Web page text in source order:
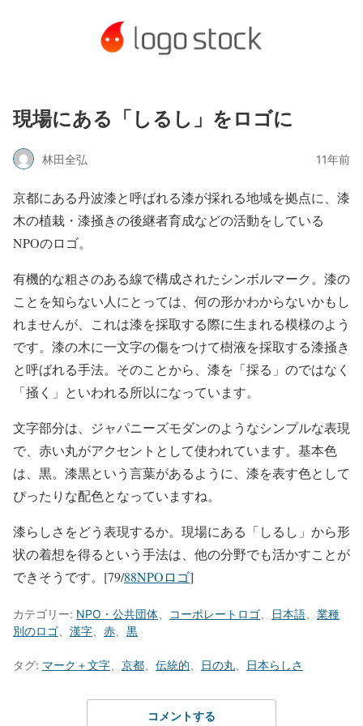
現場にある「しるし」をロゴに
林田全弘 11年前
京都にある丹波漆と呼ばれる漆が採れる地域を拠点に、漆
木の植栽・漆掻きの後継者育成などの活動をしている
NPOのロゴ。
有機的な粗さのある線で構成されたシンボルマーク。漆の
ことを知らない人にとっては、何の形かわからないかもし
れませんが、これは漆を採取する際に生まれる模様のよう
です。漆の木に一文字の傷をつけて樹液を採取する漆掻き
と呼ばれる手法。そのことから、漆を「採る」のではなく
「掻く」といわれる所以になっています。
文字部分は、ジャパニーズモダンのようなシンプルな表現
で、赤い丸がアクセントとして使われています。基本色
は、黒。漆黒という言葉があるように、漆を表す色として
ぴったりな配色となっていますね。
漆らしさをどう表現するか。現場にある「しるし」から形
状の着想を得るという手法は、他の分野でも活かすことが
できそうです。[79/88NPOロゴ]
カテゴリー: NPO・公共団体 コーポレートロゴ 日本語
業種
別のロゴ
漢字 赤 黒
タグ: マーク＋文字 京都 伝統的 日の丸 日本らしさ
コメントする